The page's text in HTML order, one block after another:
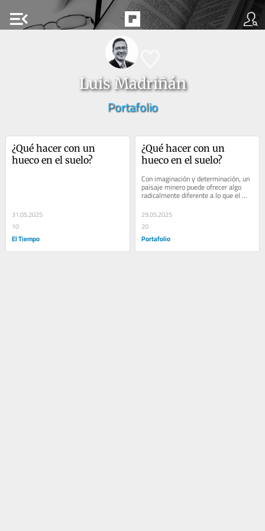
menu_open
Luis Madriñán
Portafolio
¿Qué hacer con un
hueco en el suelo?
31.05.2025
10
El Tiempo
¿Qué hacer con un
hueco en el suelo?
Con imaginación y determinación, un
paisaje minero puede ofrecer algo
radicalmente diferente a lo que el
discurso catastrófico ha querido
vender.
29.05.2025
20
Portafolio